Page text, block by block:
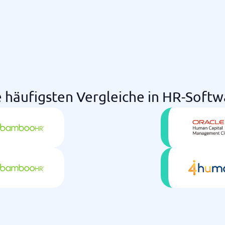
häufigsten Vergleiche in HR-